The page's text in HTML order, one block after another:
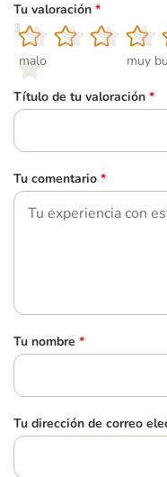
Tu valoración *
1
malo
2
3
4
5
muy
Título de tu valoración *
Tu comentario *
Tu nombre *
Tu dirección de correo